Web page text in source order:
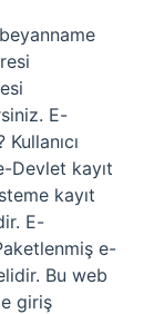
E-
Devlet kayıt
kayıt
E-
e-
Bu web
giriş